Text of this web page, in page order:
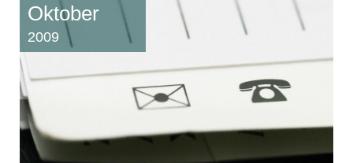
Oktober
2009